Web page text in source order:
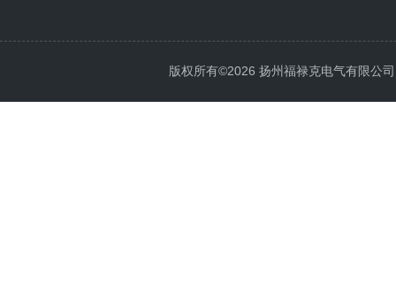
版权所有©2026 扬州福禄克电气有限公